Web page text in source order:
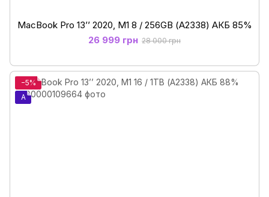
MacBook Pro 13’’ 2020, M1 8 / 256GB (А2338) АКБ 85%
26 999 грн 28 000 грн
−5%
A